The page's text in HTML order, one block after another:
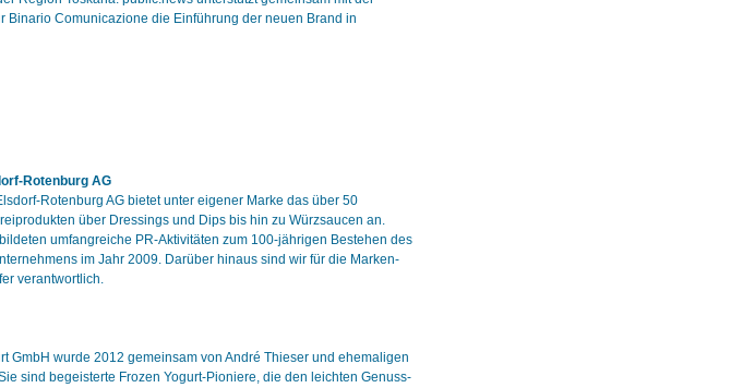
Binario Comunicazione die Einführung der neuen Brand in
Rotenburg AG
Rotenburg AG bietet unter eigener Marke das über 50
über Dressings und Dips bis hin zu Würzsaucen an.
umfangreiche PR-Aktivitäten zum 100-jährigen Bestehen des
im Jahr 2009. Darüber hinaus sind wir für die Marken-
verantwortlich.
GmbH wurde 2012 gemeinsam von André Thieser und ehemaligen
sind begeisterte Frozen Yogurt-Pioniere, die den leichten Genuss-